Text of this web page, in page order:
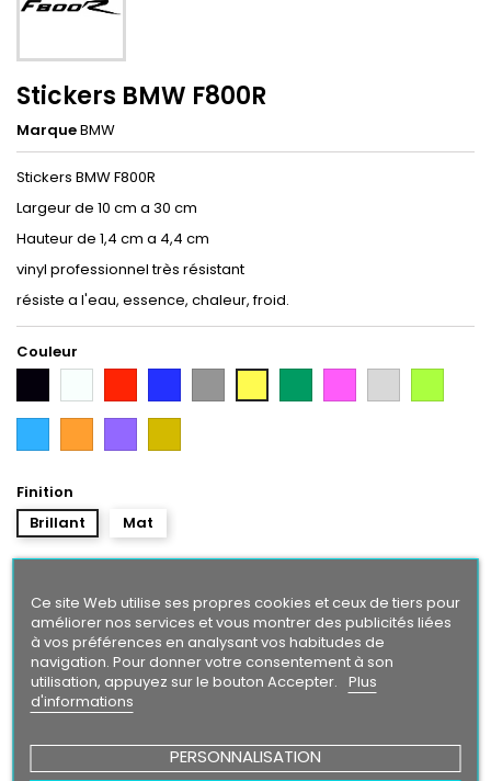
Stickers BMW F800R
MarqueBMW
Stickers BMW F800R
Largeur de 10 cm a 30 cm
Hauteur de 1,4 cm a 4,4 cm
vinyl professionnel très résistant
résiste a l'eau, essence, chaleur, froid.
Couleur
ArgentCitron
Intense
Finition
Brillant
Mat
4,50 €
Ce site Web utilise ses propres cookies et ceux de tiers pour
améliorer nos services et vous montrer des publicités liées
à vos préférences en analysant vos habitudes de
navigation. Pour donner votre consentement à son
utilisation, appuyez sur le bouton Accepter. Plus
d'informations
PERSONNALISATION